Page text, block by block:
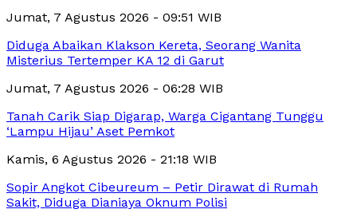
Jumat, 7 Agustus 2026 - 09:51 WIB
Diduga Abaikan Klakson Kereta, Seorang Wanita
Misterius Tertemper KA 12 di Garut
Jumat, 7 Agustus 2026 - 06:28 WIB
Tanah Carik Siap Digarap, Warga Cigantang Tunggu
‘Lampu Hijau’ Aset Pemkot
Kamis, 6 Agustus 2026 - 21:18 WIB
Sopir Angkot Cibeureum – Petir Dirawat di Rumah
Sakit, Diduga Dianiaya Oknum Polisi